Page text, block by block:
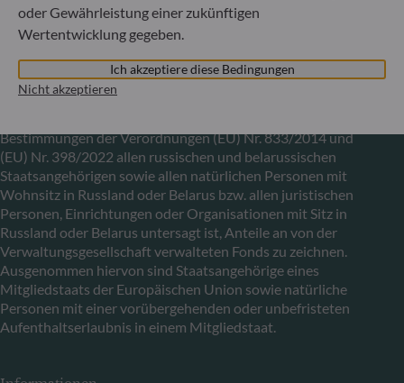
Mitteilung zu EU-Sanktionen gegen Russland
In Übereinstimmung mit den von der Europäischen Union
im Zusammenhang mit der Ukraine-Krise verhängten
Bestimmungen der Verordnungen (EU) Nr. 833/2014 und
(EU) Nr. 398/2022 allen russischen und belarussischen
Staatsangehörigen sowie allen natürlichen Personen mit
Wohnsitz in Russland oder Belarus bzw. allen juristischen
Personen, Einrichtungen oder Organisationen mit Sitz in
Russland oder Belarus untersagt ist, Anteile an von der
Verwaltungsgesellschaft verwalteten Fonds zu zeichnen.
Ausgenommen hiervon sind Staatsangehörige eines
Mitgliedstaats der Europäischen Union sowie natürliche
Personen mit einer vorübergehenden oder unbefristeten
Aufenthaltserlaubnis in einem Mitgliedstaat.
oder Gewährleistung einer zukünftigen
Wertentwicklung gegeben.
Ich akzeptiere diese Bedingungen
Nicht akzeptieren